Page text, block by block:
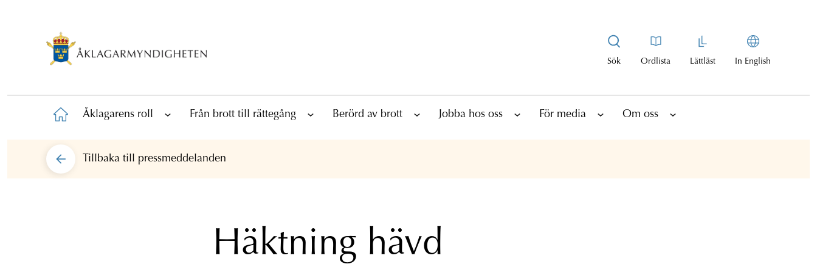
Sök Ordlista Lättläst In English
Åklagarens roll Från brott till rättegång Berörd av brott Jobba hos oss För media Om oss
Tillbaka till pressmeddelanden
Häktning hävd